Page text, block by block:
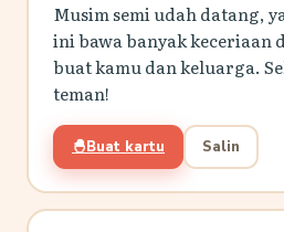
Musim semi udah datang,
ini bawa banyak keceriaan
buat kamu dan keluarga.
teman!
🐣Buat kartu Salin